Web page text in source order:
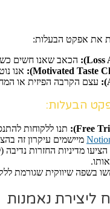
את אפקט הבעלות:
הכאב שאנו חשים
אנו
עצם הקרבה הפיזית או
הבעלות:
תנו ללקוחות
מיישמים עיקרון זה
בשפה שיווקית שגורמת
ליצירת נאמנות